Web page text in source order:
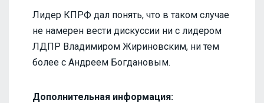
Лидер КПРФ дал понять, что в таком случае
не намерен вести дискуссии ни с лидером
ЛДПР Владимиром Жириновским, ни тем
более с Андреем Богдановым.
Дополнительная информация: